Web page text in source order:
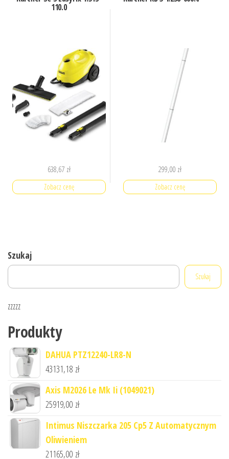
110.0
638,67 zł
Zobacz cenę
299,00 zł
Zobacz cenę
Szukaj
Szukaj
zzzzz
Produkty
DAHUA PTZ12240-LR8-N
43131,18 zł
Axis M2026 Le Mk Ii (1049021)
25919,00 zł
Intimus Niszczarka 205 Cp5 Z Automatycznym
Oliwieniem
21165,00 zł